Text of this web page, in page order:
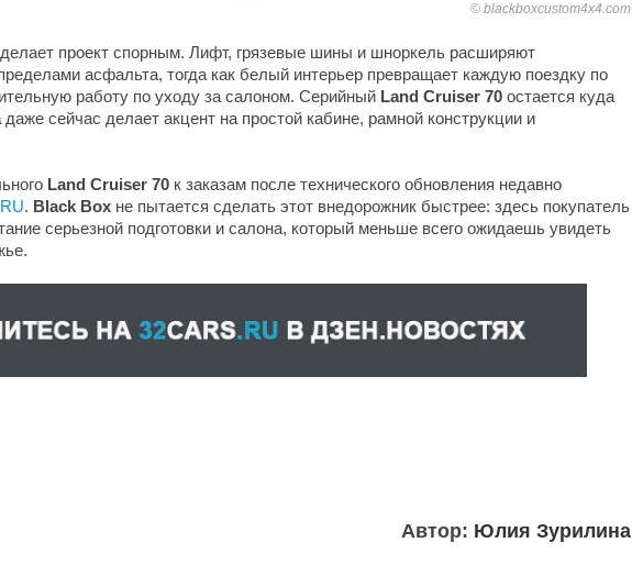
blackboxcustom4x4.com
делает проект спорным. Лифт, грязевые шины и шноркель расширяют
асфальта, тогда как белый интерьер превращает каждую поездку по
работу по уходу за салоном. Серийный Land Cruiser 70 остается куда
даже сейчас делает акцент на простой кабине, рамной конструкции и
Land Cruiser 70 к заказам после технического обновления недавно
. Black Box не пытается сделать этот внедорожник быстрее: здесь покупатель
серьезной подготовки и салона, который меньше всего ожидаешь увидеть
Автор: Юлия Зурилина